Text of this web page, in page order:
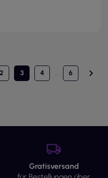
2 3 4 … 6 
Gratisversand